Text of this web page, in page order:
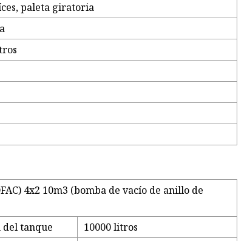
paleta giratoria
4x2 10m3 (bomba de vacío de anillo de
del tanque
10000 litros